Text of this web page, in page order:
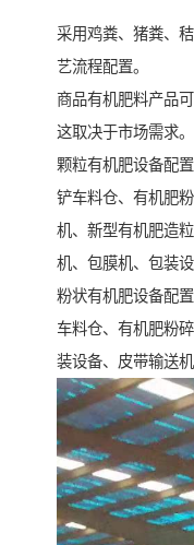
采用鸡粪、猪粪、
艺流程配置。
商品有机肥料产品
这取决于市场需求。
颗粒有机肥设备配
铲车料仓、有机肥
机、新型有机肥造
机、包膜机、包装
粉状有机肥设备配
车料仓、有机肥粉
装设备、皮带输送机